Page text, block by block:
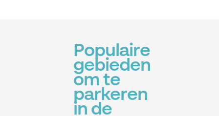
Populaire
gebieden
om te
parkeren
in de